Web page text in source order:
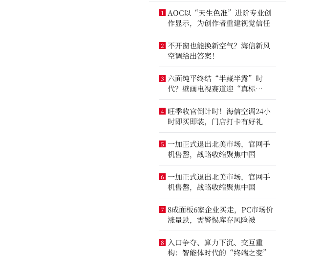
1
AOC以“天生色准”进阶专业创
作显示，为创作者重建视觉信任
2 不开窗也能换新空气？海信新风
空调给出答案！
3 六面纯平终结“半藏半露”时
代？壁画电视赛道迎“真标
准”之争
4 旺季收官倒计时！海信空调24小
时即买即装，门店打卡有好礼
5 一加正式退出北美市场，官网手
机售罄，战略收缩聚焦中国
6 一加正式退出北美市场，官网手
机售罄，战略收缩聚焦中国
7 8成面板6家企业买走，PC市场价
涨量跌，需警惕库存风险被
8
入口争夺、算力下沉、交互重
构：智能体时代的“终端之变”